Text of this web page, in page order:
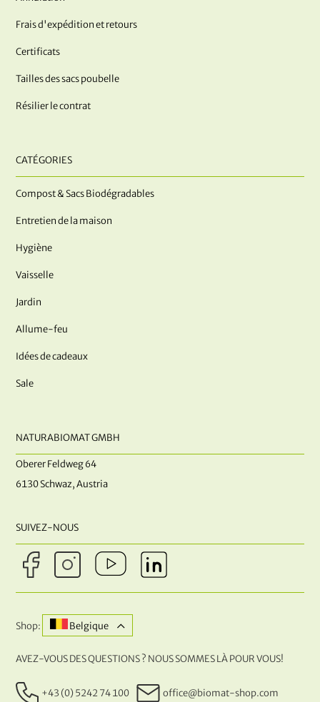
Frais d'expédition et retours
Certificats
Tailles des sacs poubelle
Résilier le contrat
CATÉGORIES
Compost & Sacs Biodégradables
Entretien de la maison
Hygiène
Vaisselle
Jardin
Allume-feu
Idées de cadeaux
Sale
NATURABIOMAT GMBH
Oberer Feldweg 64
6130 Schwaz, Austria
SUIVEZ-NOUS
Shop: Belgique
AVEZ-VOUS DES QUESTIONS ? NOUS SOMMES LÀ POUR VOUS!
+43 (0) 5242 74 100 office@biomat-shop.com